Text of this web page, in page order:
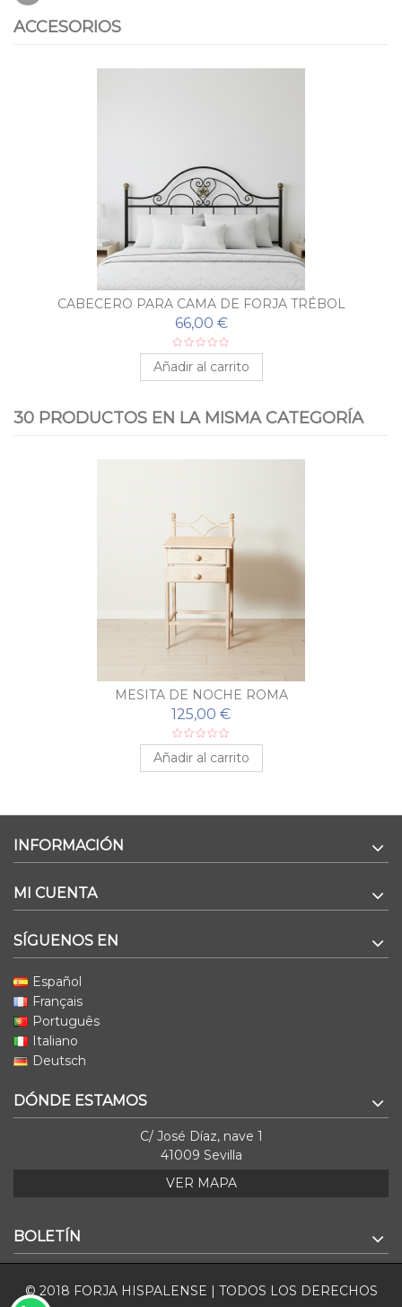
ACCESORIOS
CABECERO PARA CAMA DE FORJA TRÉBOL
66,00 €
Añadir al carrito
30 PRODUCTOS EN LA MISMA CATEGORÍA
MESITA DE NOCHE ROMA
125,00 €
Añadir al carrito
INFORMACIÓN
MI CUENTA
SÍGUENOS EN
Español
Français
Português
Italiano
Deutsch
DÓNDE ESTAMOS
C/ José Díaz, nave 1
41009 Sevilla
VER MAPA
BOLETÍN
© 2018 FORJA HISPALENSE | TODOS LOS DERECHOS